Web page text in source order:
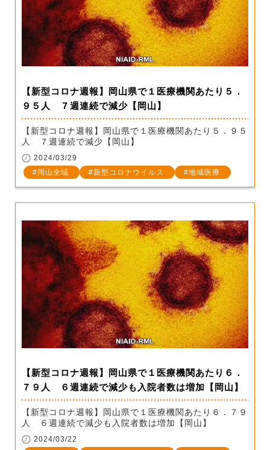
【新型コロナ週報】岡山県で１医療機関あたり５．
９５人 ７週連続で減少【岡山】
【新型コロナ週報】岡山県で１医療機関あたり５．９５
人 ７週連続で減少【岡山】
2024/03/29
岡山全域
新型コロナウイルス 地域医療
【新型コロナ週報】岡山県で１医療機関あたり６．
７９人 ６週連続で減少も入院者数は増加【岡山】
【新型コロナ週報】岡山県で１医療機関あたり６．７９
人 ６週連続で減少も入院者数は増加【岡山】
2024/03/22